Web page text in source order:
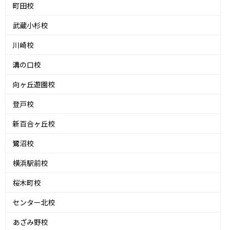
町田校
武蔵小杉校
川崎校
溝の口校
向ヶ丘遊園校
登戸校
新百合ヶ丘校
鷺沼校
横浜駅前校
桜木町校
センター北校
あざみ野校